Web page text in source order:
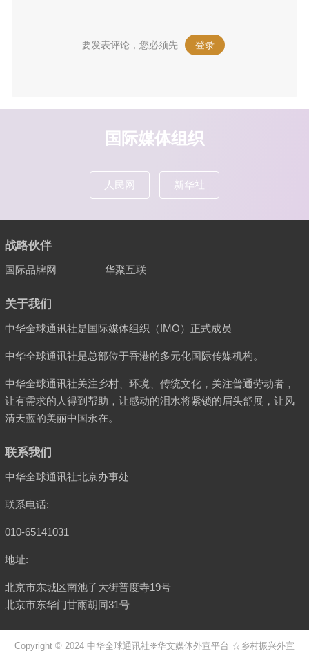
要发表评论，您必须先 登录 。
国际媒体组织
人民网 新华社
战略伙伴
国际品牌网 华聚互联
关于我们
中华全球通讯社是国际媒体组织（IMO）正式成员
中华全球通讯社是总部位于香港的多元化国际传媒机构。
中华全球通讯社关注乡村、环境、传统文化，关注普通劳动者，
让有需求的人得到帮助，让感动的泪水将紧锁的眉头舒展，让风
清天蓝的美丽中国永在。
联系我们
中华全球通讯社北京办事处
联系电话:
010-65141031
地址:
北京市东城区南池子大街普度寺19号
北京市东华门甘雨胡同31号
Copyright © 2024 中华全球通讯社❈华文媒体外宣平台 ☆乡村振兴外宣